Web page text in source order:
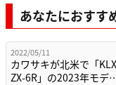
あなたにおすす
2022/05/11
カワサキが北米で「
ZX-6R」の2023年モデ